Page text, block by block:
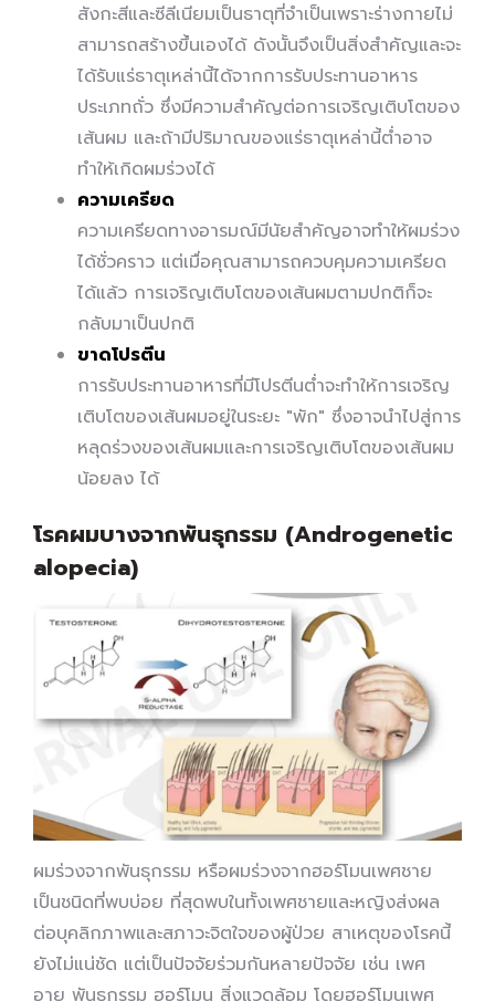
สังกะสีและซีลีเนียมเป็นธาตุที่จำเป็นเพราะร่างกายไม่
สามารถสร้างขึ้นเองได้ ดังนั้นจึงเป็นสิ่งสำคัญและจะ
ได้รับแร่ธาตุเหล่านี้ได้จากการรับประทานอาหาร
ประเภทถั่ว ซึ่งมีความสำคัญต่อการเจริญเติบโตของ
เส้นผม และถ้ามีปริมาณของแร่ธาตุเหล่านี้ต่ำอาจ
ทำให้เกิดผมร่วงได้
ความเครียด
ความเครียดทางอารมณ์มีนัยสำคัญอาจทำให้ผมร่วง
ได้ชั่วคราว แต่เมื่อคุณสามารถควบคุมความเครียด
ได้แล้ว การเจริญเติบโตของเส้นผมตามปกติก็จะ
กลับมาเป็นปกติ
ขาดโปรตีน
การรับประทานอาหารที่มีโปรตีนต่ำจะทำให้การเจริญ
เติบโตของเส้นผมอยู่ในระยะ "พัก" ซึ่งอาจนำไปสู่การ
หลุดร่วงของเส้นผมและการเจริญเติบโตของเส้นผม
น้อยลง ได้
โรคผมบางจากพันธุกรรม (Androgenetic
alopecia)
ผมร่วงจากพันธุกรรม หรือผมร่วงจากฮอร์โมนเพศชาย
เป็นชนิดที่พบบ่อย ที่สุดพบในทั้งเพศชายและหญิงส่งผล
ต่อบุคลิกภาพและสภาวะจิตใจของผู้ป่วย สาเหตุของโรคนี้
ยังไม่แน่ชัด แต่เป็นปัจจัยร่วมกันหลายปัจจัย เช่น เพศ
อายุ พันธุกรรม ฮอร์โมน สิ่งแวดล้อม โดยฮอร์โมนเพศ